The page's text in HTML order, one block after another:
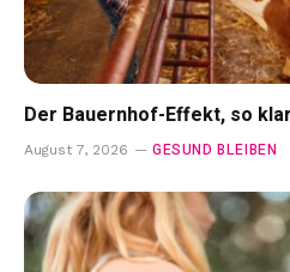
Der Bauernhof-Effekt, so
August 7, 2026 GESUND BLEIBEN